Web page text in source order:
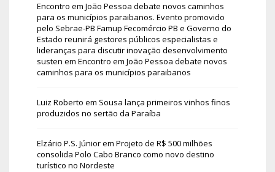
Encontro em João Pessoa debate novos caminhos
para os municípios paraibanos. Evento promovido
pelo Sebrae-PB Famup Fecomércio PB e Governo do
Estado reunirá gestores públicos especialistas e
lideranças para discutir inovação desenvolvimento
susten em Encontro em João Pessoa debate novos
caminhos para os municípios paraibanos
Luiz Roberto em Sousa lança primeiros vinhos finos
produzidos no sertão da Paraíba
Elzário P.S. Júniorem Projeto de R$ 500 milhões
consolida Polo Cabo Branco como novo destino
turístico no Nordeste